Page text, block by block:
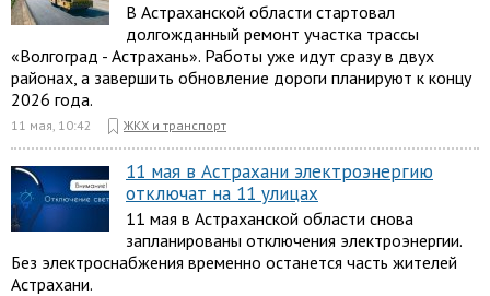
В Астраханской области стартовал
долгожданный ремонт участка трассы
«Волгоград - Астрахань». Работы уже идут сразу в двух
районах, а завершить обновление дороги планируют к концу
2026 года.
11 мая, 10:42 ЖКХ и транспорт
11 мая в Астрахани электроэнергию
отключат на 11 улицах
11 мая в Астраханской области снова
запланированы отключения электроэнергии.
Без электроснабжения временно останется часть жителей
Астрахани.